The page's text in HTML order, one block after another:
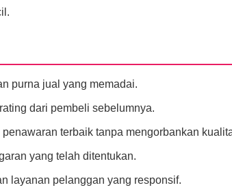
purna jual yang memadai.
dari pembeli sebelumnya.
terbaik tanpa mengorbankan
yang telah ditentukan.
layanan pelanggan yang responsif.